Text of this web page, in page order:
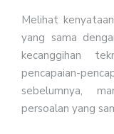
Melihat
yang sama
kecanggihan
pencapaian-
sebelumnya,
persoalan yang